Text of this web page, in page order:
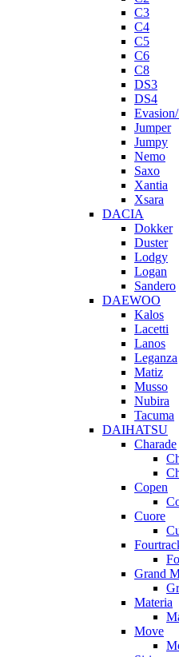
C3
C4
C5
C6
C8
DS3
DS4
Jumper
Jumpy
Nemo
Saxo
Xantia
Xsara
DACIA
Dokker
Duster
Lodgy
Logan
Sandero
DAEWOO
Kalos
Lacetti
Lanos
Leganza
Matiz
Musso
Nubira
Tacuma
DAIHATSU
Charade
Copen
Cuore
Grand
Materia
Move